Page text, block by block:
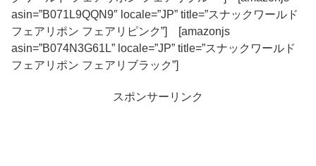
asin=”B071L9QQN9″ locale=”JP” title=”スナックワールド
フェアリポン フェアリピンク”] [amazonjs
asin=”B074N3G61L” locale=”JP” title=”スナックワールド
フェアリポン フェアリブラック”]
スポンサーリンク